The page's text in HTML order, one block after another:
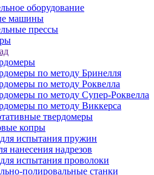
оборудование
машины
прессы
по методу Бринелля
по методу Роквелла
по методу Супер-Роквелла
по методу Виккерса
твердомеры
копры
испытания пружин
нанесения надрезов
испытания проволоки
полировальные станки